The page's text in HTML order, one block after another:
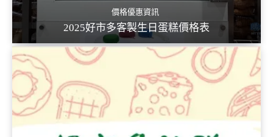
價格優惠資訊
2025好市多客製生日蛋糕價格表